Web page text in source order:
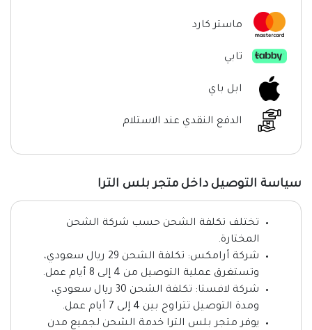
ماستر كارد
تابي
ابل باي
الدفع النقدي عند الاستلام
سياسة التوصيل داخل متجر بلس الترا
تختلف تكلفة الشحن حسب شركة الشحن
المختارة.
شركة أرامكس: تكلفة الشحن 29 ريال سعودي،
وتستغرق عملية التوصيل من 4 إلى 8 أيام عمل.
شركة لافستا: تكلفة الشحن 30 ريال سعودي،
ومدة التوصيل تتراوح بين 4 إلى 7 أيام عمل.
يوفر متجر بلس الترا خدمة الشحن لجميع مدن